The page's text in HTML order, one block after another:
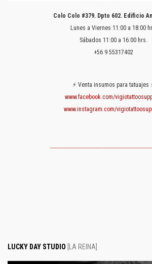
Colo Colo #379. Dpto 602. Edificio
Lunes a Viernes 11:00 a 18:00
Sábados 11:00 a 16:00 hrs.
+56 9 55317402
⚡️ Venta insumos para tatuajes
www.facebook.com/
www.instagram.com/
LUCKY DAY STUDIO [LA REINA]